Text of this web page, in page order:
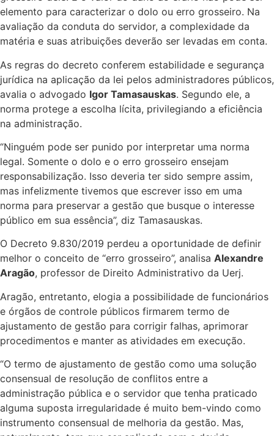
elemento para caracterizar o dolo ou erro grosseiro. Na
avaliação da conduta do servidor, a complexidade da
matéria e suas atribuições deverão ser levadas em conta.
As regras do decreto conferem estabilidade e segurança
jurídica na aplicação da lei pelos administradores públicos,
avalia o advogado Igor Tamasauskas. Segundo ele, a
norma protege a escolha lícita, privilegiando a eficiência
na administração.
“Ninguém pode ser punido por interpretar uma norma
legal. Somente o dolo e o erro grosseiro ensejam
responsabilização. Isso deveria ter sido sempre assim,
mas infelizmente tivemos que escrever isso em uma
norma para preservar a gestão que busque o interesse
público em sua essência”, diz Tamasauskas.
O Decreto 9.830/2019 perdeu a oportunidade de definir
melhor o conceito de “erro grosseiro”, analisa Alexandre
Aragão, professor de Direito Administrativo da Uerj.
Aragão, entretanto, elogia a possibilidade de funcionários
e órgãos de controle públicos firmarem termo de
ajustamento de gestão para corrigir falhas, aprimorar
procedimentos e manter as atividades em execução.
“O termo de ajustamento de gestão como uma solução
consensual de resolução de conflitos entre a
administração pública e o servidor que tenha praticado
alguma suposta irregularidade é muito bem-vindo como
instrumento consensual de melhoria da gestão. Mas,